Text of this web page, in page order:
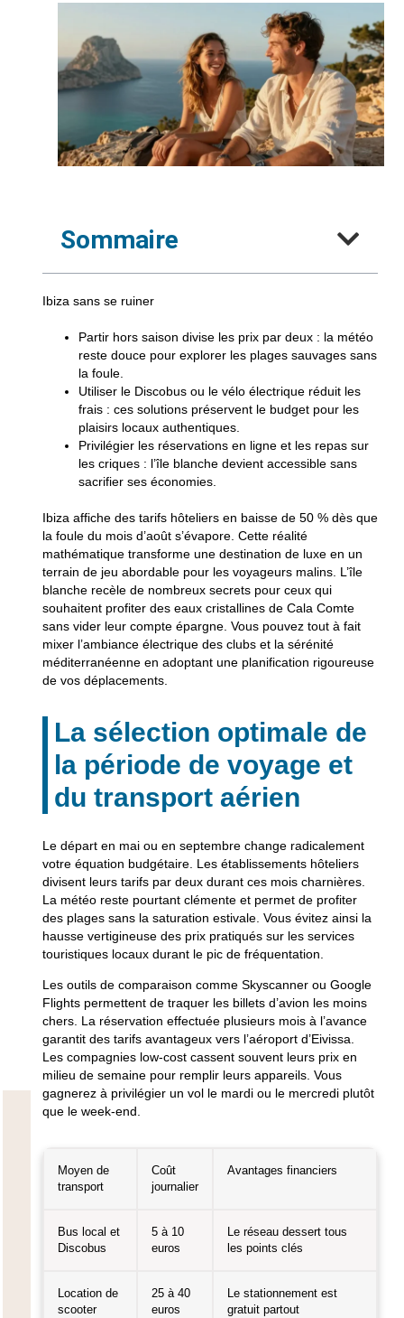
Sommaire
Ibiza sans se ruiner
Partir hors saison divise les prix par deux : la météo
reste douce pour explorer les plages sauvages sans
la foule.
Utiliser le Discobusou le vélo électrique réduit les
frais : ces solutions préservent le budget pour les
plaisirs locaux authentiques.
Privilégier les réservationsen ligne et les repas sur
les criques : l’île blanche devient accessible sans
sacrifier ses économies.
Ibiza affiche des tarifs hôteliers en baisse de 50 % dès que
la foule du mois d’août s’évapore. Cette réalité
mathématique transforme une destination de luxe en un
terrain de jeu abordable pour les voyageurs malins. L’île
blanche recèle de nombreux secrets pour ceux qui
souhaitent profiter des eaux cristallines de Cala Comte
sans vider leur compte épargne. Vous pouvez tout à fait
mixer l’ambiance électrique des clubs et la sérénité
méditerranéenne en adoptant une planification rigoureuse
de vos déplacements.
La sélection optimale de
la période de voyage et
du transport aérien
Le départ en mai ou en septembre change radicalement
votre équation budgétaire. Les établissements hôteliers
divisent leurs tarifs par deux durant ces mois charnières.
La météo reste pourtant clémente et permet de profiter
des plages sans la saturation estivale. Vous évitez ainsi la
hausse vertigineuse des prix pratiqués sur les services
touristiques locaux durant le pic de fréquentation.
Les outils de comparaison comme Skyscanner ou Google
Flights permettent de traquer les billets d’avion les moins
chers. La réservation effectuée plusieurs mois à l’avance
garantit des tarifs avantageux vers l’aéroport d’Eivissa.
Les compagnies low-cost cassent souvent leurs prix en
milieu de semaine pour remplir leurs appareils. Vous
gagnerez à privilégier un vol le mardi ou le mercredi plutôt
que le week-end.
Moyen de
transport
Coût
journalier
Avantages financiers
Bus local et
Discobus
5 à 10
euros
Le réseau dessert tous
les points clés
Location de
scooter
25 à 40
euros
Le stationnement est
gratuit partout